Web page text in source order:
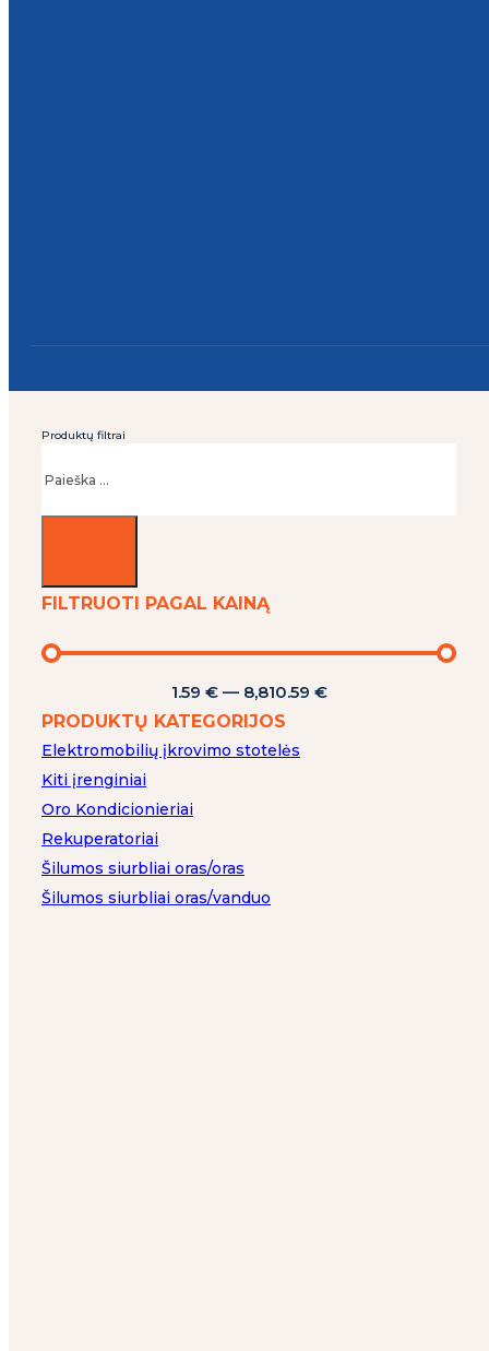
Produktų filtrai
FILTRUOTI PAGAL KAINĄ
1.59 €— 8,810.59 €
PRODUKTŲ KATEGORIJOS
Elektromobilių įkrovimo stotelės
Kiti įrenginiai
Oro Kondicionieriai
Rekuperatoriai
Šilumos siurbliai oras/oras
Šilumos siurbliai oras/vanduo